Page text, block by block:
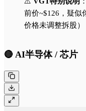
前价~$126，疑似
价格未调整拆股）
🔴 AI半导体 / 芯片